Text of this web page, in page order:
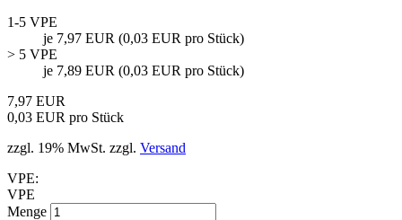
1-5 VPE
je 7,97 EUR (0,03 EUR pro Stück)
> 5 VPE
je 7,89 EUR (0,03 EUR pro Stück)
7,97 EUR
0,03 EUR pro Stück
zzgl. 19% MwSt. zzgl. Versand
VPE:
VPE
Menge